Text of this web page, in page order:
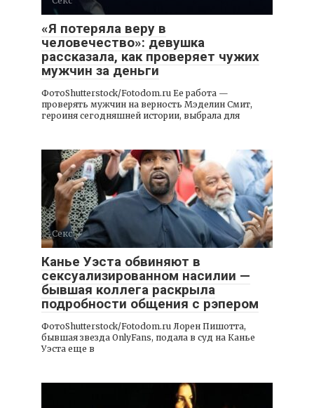
«Я потеряла веру в
человечество»: девушка
рассказала, как проверяет чужих
мужчин за деньги
ФотоShutterstock/Fotodom.ru Ее работа —
проверять мужчин на верность Мэделин Смит,
героиня сегодняшней истории, выбрала для
Секс
Канье Уэста обвиняют в
сексуализированном насилии —
бывшая коллега раскрыла
подробности общения с рэпером
ФотоShutterstock/Fotodom.ru Лорен Пишотта,
бывшая звезда OnlyFans, подала в суд на Канье
Уэста еще в